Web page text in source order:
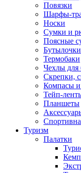
Повязки
Шарфы-
Носки
Сумки и
Поясные
Бутылочки
Термобаки
Чехлы
Скрепки,
Компасы
Тейп-
Планшеты
Туризм
Палатки